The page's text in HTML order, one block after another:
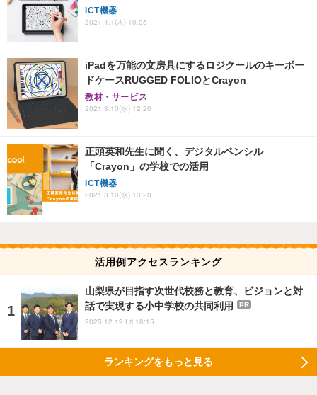
ICT機器
2021.4.1(木) 10:05
iPadを万能の文房具にするロジクールのキーボー
ドケースRUGGED FOLIOとCrayon
教材・サービス
2021.3.10(水) 12:20
正頭英和先生に聞く、デジタルペンシル
「Crayon」の学校での活用
ICT機器
2021.3.10(水) 13:20
活用例アクセスランキング
山梨県が目指す次世代校務と教育、ビジョンと対
話で実現する小中学校の共同利用
PR
2025.12.19 Fri 18:15
ランキングをもっと見る